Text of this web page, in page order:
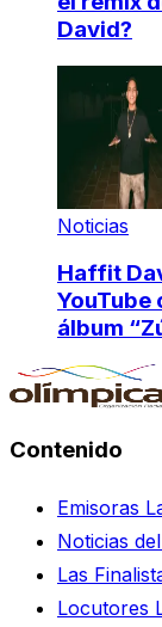
David?
Noticias
Haffit
YouTube
álbum
Contenido
Emisoras
Noticias
Las
Locutores